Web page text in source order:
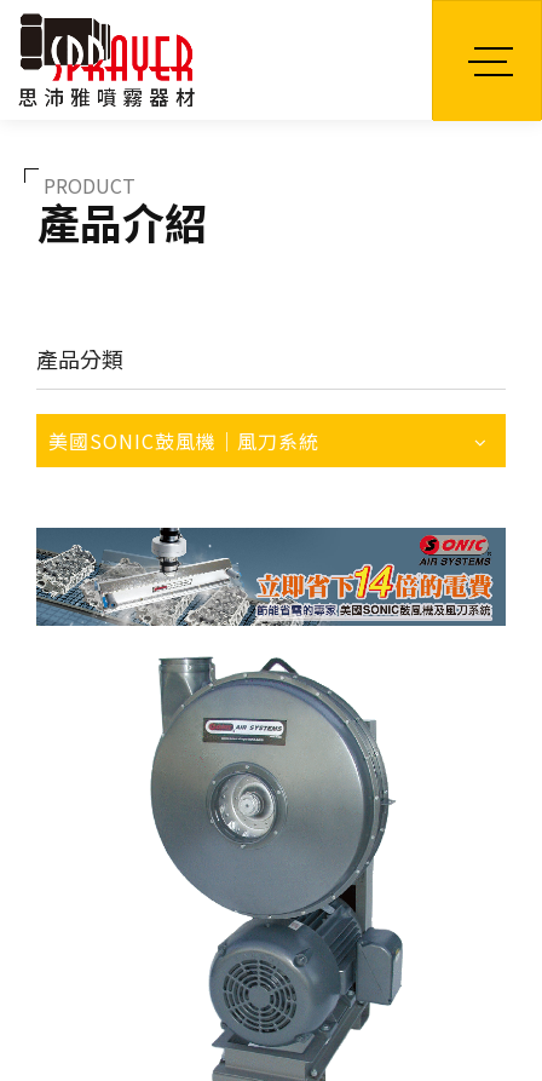
PRODUCT
產品介紹
產品分類
美國SONIC鼓風機｜風刀系統